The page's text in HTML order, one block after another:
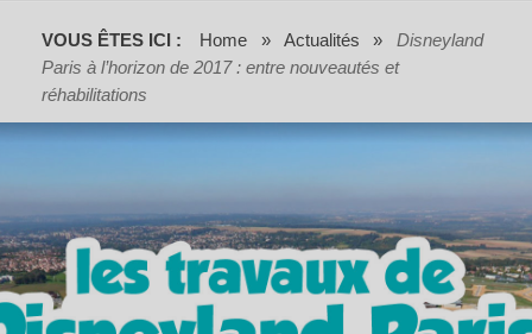
VOUS ÊTES ICI : Home » Actualités »
Disneyland
Paris à l’horizon de 2017 : entre nouveautés et
réhabilitations